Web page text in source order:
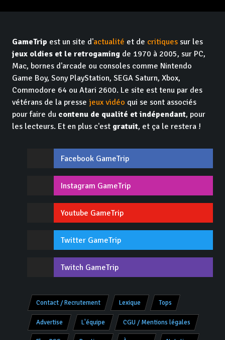
GameTrip est un site d'actualité et de critiques sur les
jeux oldies et le retrogaming de 1970 à 2005, sur PC,
Mac, bornes d'arcade ou consoles comme Nintendo
Game Boy, Sony PlayStation, SEGA Saturn, Xbox,
Commodore 64 ou Atari 2600. Le site est tenu par des
vétérans de la presse jeux vidéo qui se sont associés
pour faire du contenu de qualité et indépendant, pour
les lecteurs. Et en plus c'est gratuit, et ça le restera !
Facebook GameTrip
Instagram GameTrip
Youtube GameTrip
Twitter GameTrip
Twitch GameTrip
Contact / Recrutement Lexique Tops
Advertise L'équipe CGU / Mentions légales